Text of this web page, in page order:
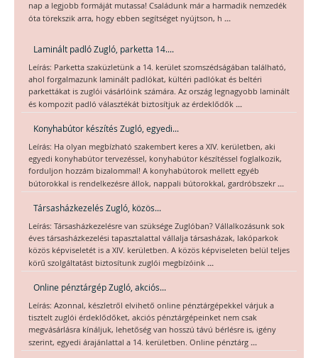
nap a legjobb formáját mutassa! Családunk már a harmadik nemzedék
óta törekszik arra, hogy ebben segítséget nyújtson, h ...
Laminált padló Zugló, parketta 14....
Leírás: Parketta szaküzletünk a 14. kerület szomszédságában található,
ahol forgalmazunk laminált padlókat, kültéri padlókat és beltéri
parkettákat is zuglói vásárlóink számára. Az ország legnagyobb laminált
és kompozit padló választékát biztosítjuk az érdeklődők ...
Konyhabútor készítés Zugló, egyedi...
Leírás: Ha olyan megbízható szakembert keres a XIV. kerületben, aki
egyedi konyhabútor tervezéssel, konyhabútor készítéssel foglalkozik,
forduljon hozzám bizalommal! A konyhabútorok mellett egyéb
bútorokkal is rendelkezésre állok, nappali bútorokkal, gardróbszekr...
Társasházkezelés Zugló, közös...
Leírás: Társasházkezelésre van szüksége Zuglóban? Vállalkozásunk sok
éves társasházkezelési tapasztalattal vállalja társasházak, lakóparkok
közös képviseletét is a XIV. kerületben. A közös képviseleten belül teljes
körű szolgáltatást biztosítunk zuglói megbízóink ...
Online pénztárgép Zugló, akciós...
Leírás: Azonnal, készletről elvihető online pénztárgépekkel várjuk a
tisztelt zuglói érdeklődőket, akciós pénztárgépeinket nem csak
megvásárlásra kínáljuk, lehetőség van hosszú távú bérlésre is, igény
szerint, egyedi árajánlattal a 14. kerületben. Online pénztárg ...